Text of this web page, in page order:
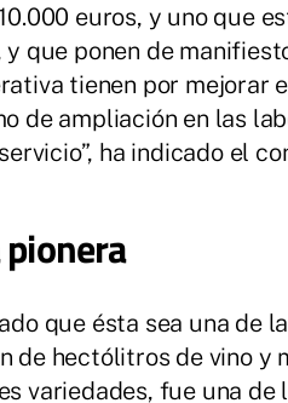
euros, y uno que
que ponen de
tienen por mejorar
de ampliación en las
ha indicado el
que ésta sea una de
de hectólitros de vino y
variedades, fue una